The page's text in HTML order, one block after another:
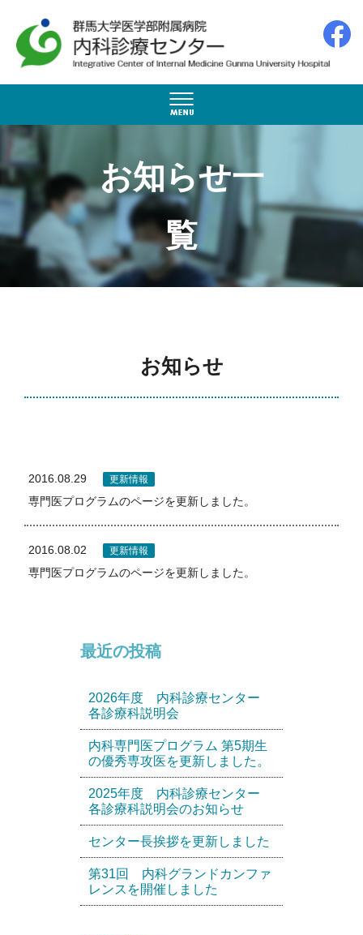
お知らせ一
覧
お知らせ
2016.08.29 更新情報
専門医プログラムのページを更新しました。
2016.08.02 更新情報
専門医プログラムのページを更新しました。
最近の投稿
2026年度 内科診療センター
各診療科説明会
内科専門医プログラム 第5期生
の優秀専攻医を更新しました。
2025年度 内科診療センター
各診療科説明会のお知らせ
センター長挨拶を更新しました
第31回 内科グランドカンファ
レンスを開催しました